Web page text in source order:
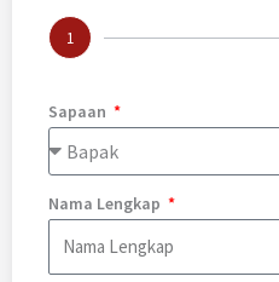
1
Sapaan
Nama Lengkap